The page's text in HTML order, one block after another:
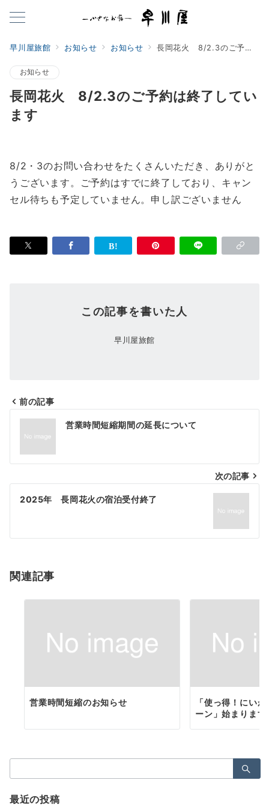
早川屋旅館 お知らせ お知らせ 長岡花火 8/2.3のご予約は終了しています
お知らせ
長岡花火 8/2.3のご予約は終了してい
ます
8/2・3のお問い合わせをたくさんいただき、ありがと
うございます。ご予約はすでに終了しており、キャン
セル待ちも予定していません。申し訳ございません
この記事を書いた人
早川屋旅館
投
ナ
ビ
ゲ
シ
ン
前の記事
営業時間短縮期間の延長について
次の記事
2025年 長岡花火の宿泊受付終了
関連記事
営業時間短縮のお知らせ
「使っ得！にい
ーン」始まります
索：
最近の投稿